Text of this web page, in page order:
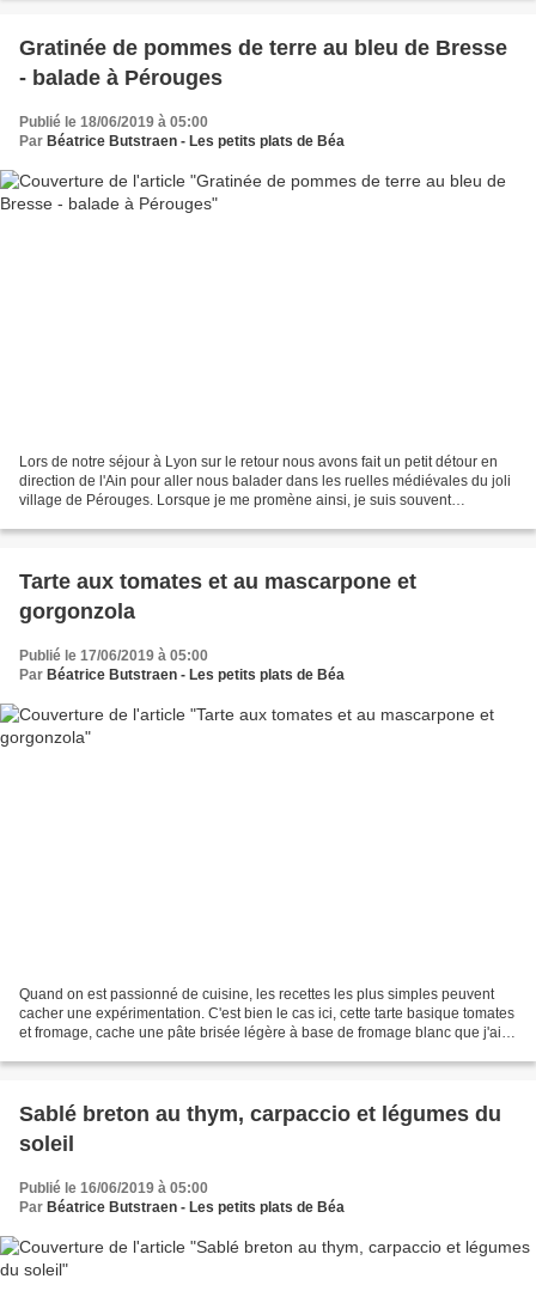
Gratinée de pommes de terre au bleu de Bresse
- balade à Pérouges
Publié le 18/06/2019 à 05:00
Par Béatrice Butstraen - Les petits plats de Béa
Lors de notre séjour à Lyon sur le retour nous avons fait un petit détour en
direction de l'Ain pour aller nous balader dans les ruelles médiévales du joli
village de Pérouges. Lorsque je me promène ainsi, je suis souvent
Tarte aux tomates et au mascarpone et
gorgonzola
Publié le 17/06/2019 à 05:00
Par Béatrice Butstraen - Les petits plats de Béa
Quand on est passionné de cuisine, les recettes les plus simples peuvent
cacher une expérimentation. C'est bien le cas ici, cette tarte basique tomates
et fromage, cache une pâte brisée légère à base de fromage blanc que j'ai
Sablé breton au thym, carpaccio et légumes du
soleil
Publié le 16/06/2019 à 05:00
Par Béatrice Butstraen - Les petits plats de Béa